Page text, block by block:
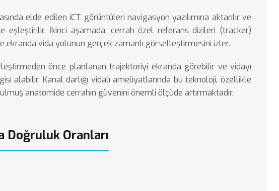
elde edilen iCT görüntüleri navigasyon yazılımına aktarılır ve
eşleştirilir. İkinci aşamada, cerrah özel referans dizileri (tracker)
ekranda vida yolunun gerçek zamanlı görselleştirmesini izler.
önce planlanan trajektoriyi ekranda görebilir ve vidayı
alabilir. Kanal darlığı vidalı ameliyatlarında bu teknoloji, özellikle
anatomide cerrahın güvenini önemli ölçüde artırmaktadır.
Doğruluk Oranları